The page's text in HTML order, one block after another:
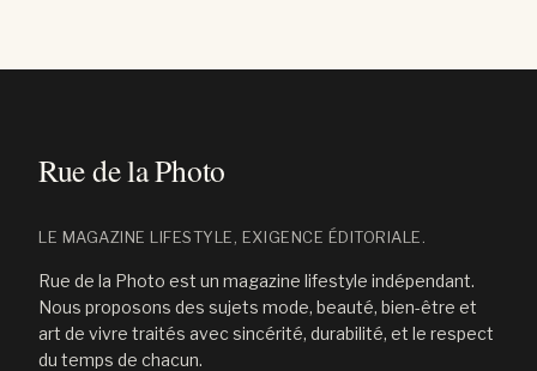
LE MAGAZINE LIFESTYLE, EXIGENCE ÉDITORIALE.
Rue de la Photo est un magazine lifestyle indépendant.
Nous proposons des sujets mode, beauté, bien-être et
art de vivre traités avec sincérité, durabilité, et le respect
du temps de chacun.